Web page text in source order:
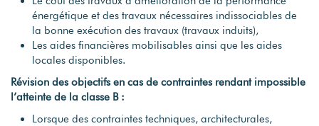
énergétique et des travaux nécessaires indissociables de
la bonne exécution des travaux (travaux induits),
Les aides financières mobilisables ainsi que les aides
locales disponibles.
Révision des objectifs en cas de contraintes rendant impossible
l’atteinte de la classe B :
Lorsque des contraintes techniques, architecturales,